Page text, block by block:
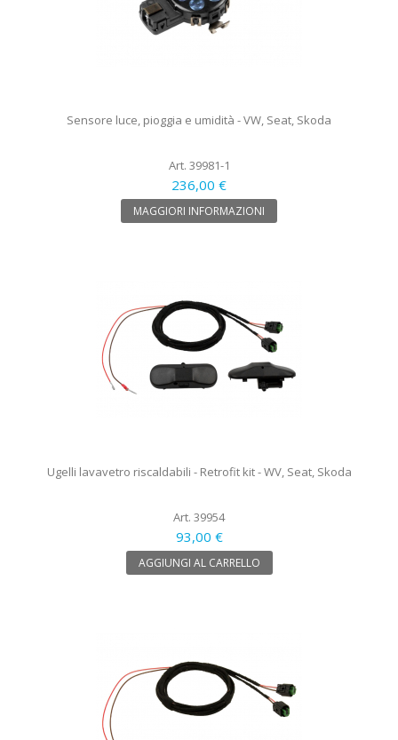
Sensore luce, pioggia e umidità - VW, Seat, Skoda
Art. 39981-1
236,00 €
MAGGIORI INFORMAZIONI
Ugelli lavavetro riscaldabili - Retrofit kit - WV, Seat, Skoda
Art. 39954
93,00 €
AGGIUNGI AL CARRELLO